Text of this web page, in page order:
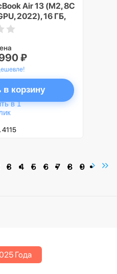
Air 13 (M2, 8C
2022), 16 ГБ,
Сияющая звезда
₽
в корзину
в 1
4115
3 4 5 6 7 8 9
Года